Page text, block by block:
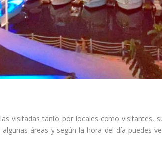
visitadas tanto por locales como visitantes,
áreas y según la hora del día puedes